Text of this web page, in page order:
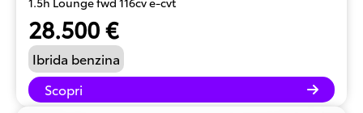
28.500 €
Ibrida benzina
Scopri